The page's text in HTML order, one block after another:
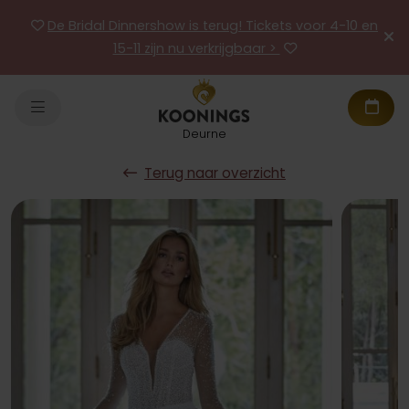
De Bridal Dinnershow is terug! Tickets voor 4-10 en
15-11 zijn nu verkrijgbaar >
Deurne
Terug naar overzicht